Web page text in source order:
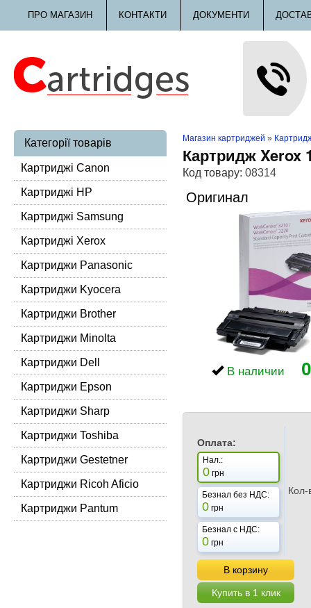
ПРО МАГАЗИН КОНТАКТИ ДОКУМЕНТИ
Категорії товарів
Картриджі Canon
Картриджі HP
Картриджі Samsung
Картриджі Xerox
Картриджи Panasonic
Картриджи Kyocera
Картриджи Brother
Картриджи Minolta
Картриджи Dell
Картриджи Epson
Картриджи Sharp
Картриджи Toshiba
Картриджи Gestetner
Картриджи Ricoh Aficio
Картриджи Pantum
Магазин картриджей »
Картридж Xerox
Код товару: 08314
Оригинал
В наличии 0
Оплата:
Нал.:
0 грн
Безнал без НДС:
0 грн
Безнал с НДС:
0 грн
В корзину
Купить в 1 клик